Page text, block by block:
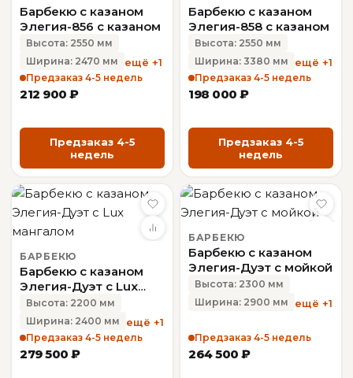
Барбекю с казаном
Элегия-856 с казаном
Высота: 2550 мм
Ширина: 2470 мм
ещё +1
Предзаказ 4-5 недель
212 900 ₽
Предзаказ 4-5
недель
Барбекю с казаном
Элегия-858 с казаном
Высота: 2550 мм
Ширина: 3380 мм
ещё +1
Предзаказ 4-5 недель
198 000 ₽
Предзаказ 4-5
недель
БАРБЕКЮ
Барбекю с казаном
Элегия-Дуэт с Lux
мангалом
Высота: 2200 мм
Ширина: 2400 мм
ещё +1
Предзаказ 4-5 недель
279 500 ₽
БАРБЕКЮ
Барбекю с казаном
Элегия-Дуэт с мойкой
Высота: 2300 мм
Ширина: 2900 мм
ещё +1
Предзаказ 4-5 недель
264 500 ₽